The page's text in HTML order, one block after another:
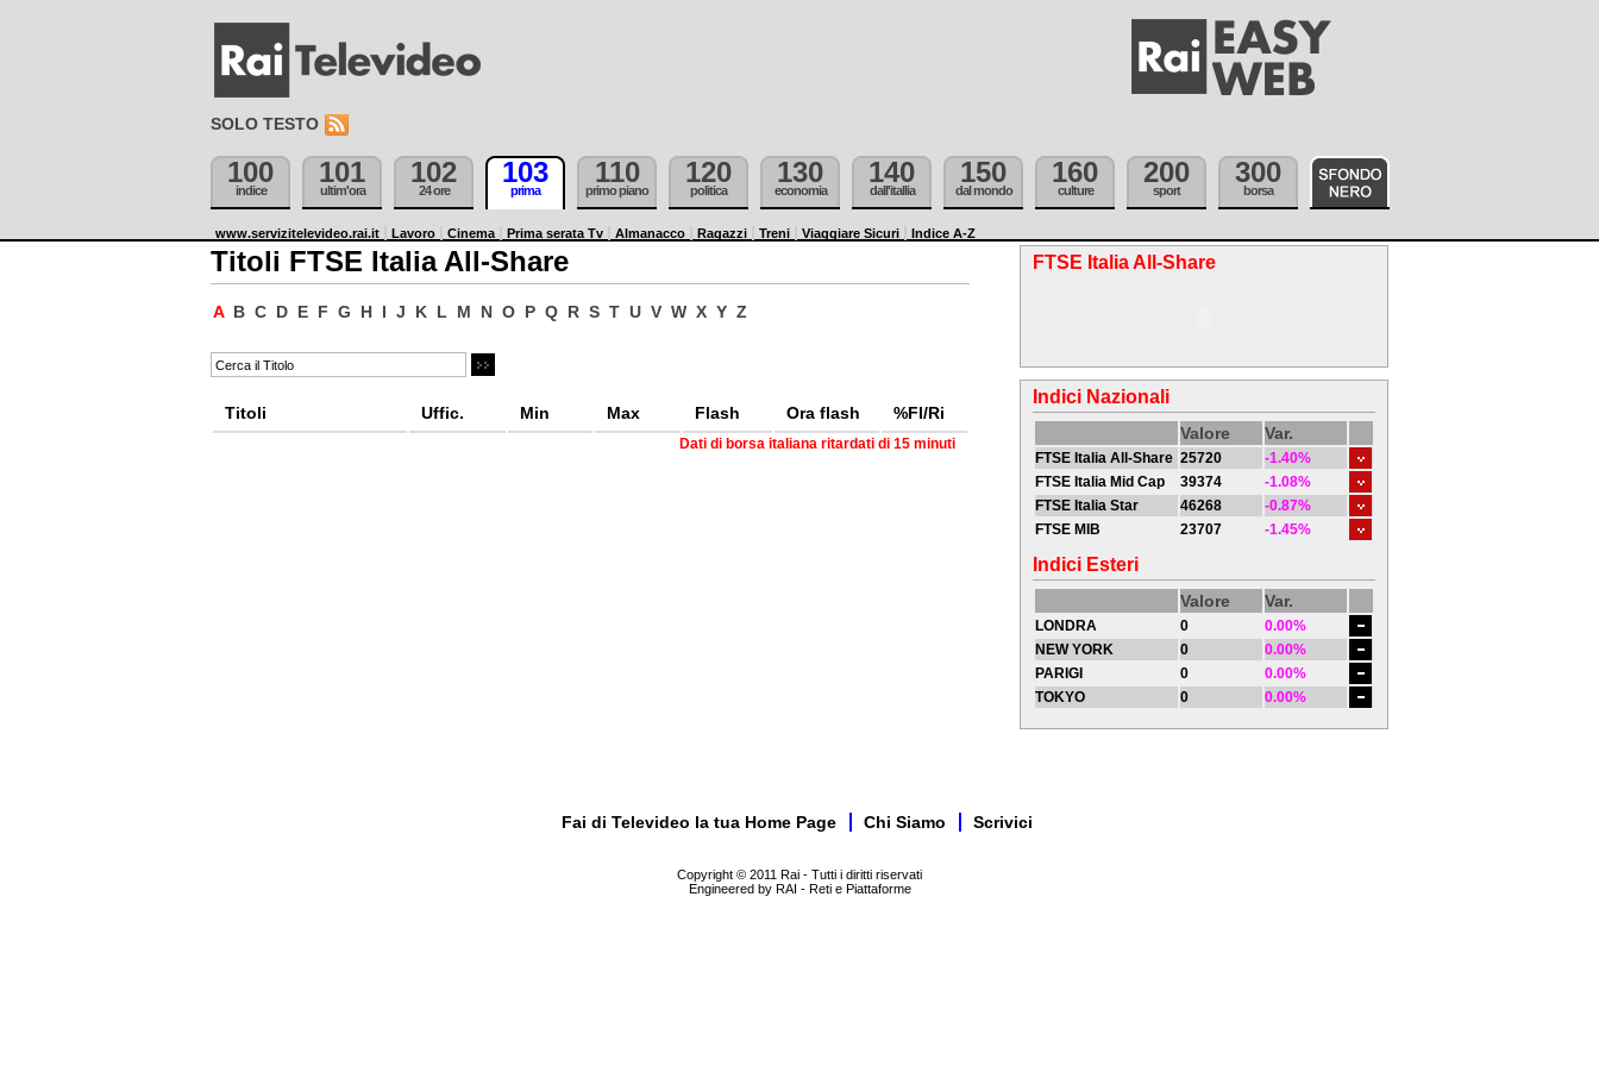
SOLO TESTO
100
indice
101
ultim'ora
102
24 ore
103
prima
110
primo piano
120
politica
130
economia
140
dall'itallia
150
dal mondo
160
culture
200
sport
300
borsa
www.servizitelevideo.rai.it Lavoro Cinema Prima serata Tv Almanacco Ragazzi Treni Viaggiare Sicuri Indice A-Z
Titoli FTSE Italia All-Share
A B C D E F G H I J K L M N O P Q R S T U V W X Y Z
Titoli Uffic. Min Max Flash Ora flash %Fl/Ri
Dati di borsa italiana ritardati di 15 minuti
FTSE Italia All-Share
Indici Nazionali
Valore Var.
FTSE Italia All-Share 25720
-1.40%
FTSE Italia Mid Cap
39374
-1.08%
FTSE Italia Star
46268
-0.87%
FTSE MIB
23707 -1.45%
Indici Esteri
Valore Var.
LONDRA 0
0.00%
NEW YORK
0
0.00%
PARIGI
0
0.00%
TOKYO
0 0.00%
Fai di Televideo la tua Home Page Chi Siamo Scrivici
Copyright © 2011 Rai - Tutti i diritti riservati
Engineered by RAI - Reti e Piattaforme